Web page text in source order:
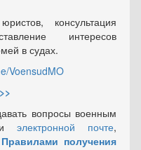
консультация
интересов
в судах.
VoensudMO
вопросы военным
электронной почте,
Правилами получения